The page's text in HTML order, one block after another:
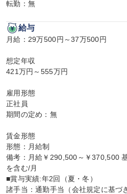
転勤：無
給与
月給：29万500円～37万500円
想定年収
421万円～555万円
雇用形態
正社員
期間の定め：無
賃金形態
形態：月給制
備考：月給￥290,500～￥370,500
を含む/月
■賞与実績:年2回（夏・冬）
諸手当：通勤手当（会社規定に基づ